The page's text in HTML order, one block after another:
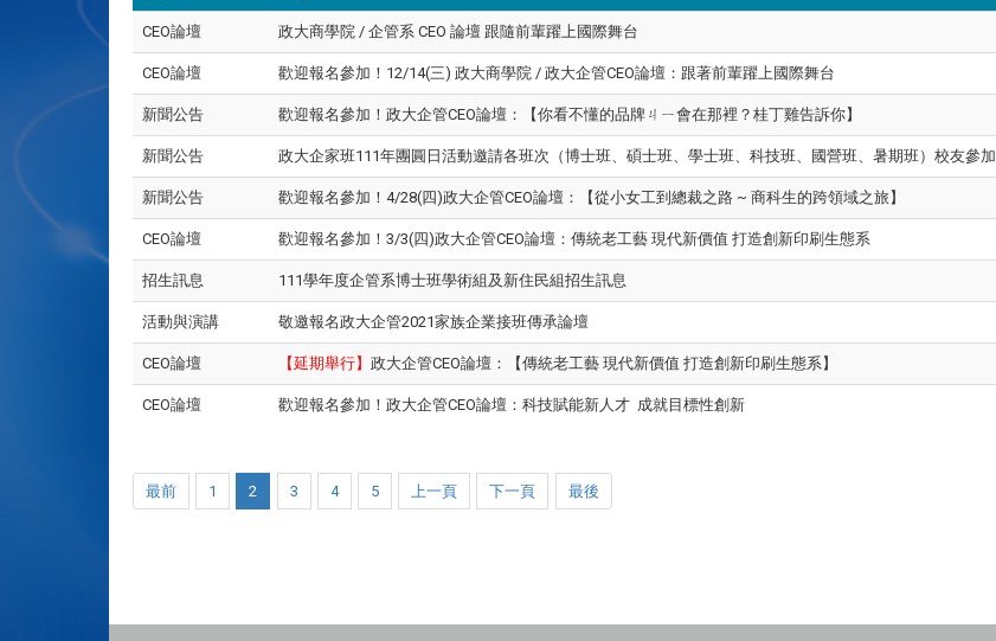
CEO論壇 政大商學院 / 企管系 CEO 論壇 跟隨前輩躍上國際舞台
CEO論壇 歡迎報名參加！12/14(三) 政大商學院 / 政大企管CEO論壇：跟著前輩躍上國際舞台
新聞公告 歡迎報名參加！政大企管CEO論壇：【你看不懂的品牌ㄐㄧ會在那裡？桂丁雞告訴你】
新聞公告 政大企家班111年團圓日活動邀請各班次（博士班、碩士班、學士班、科技班、國營班、暑期班）校友參加
新聞公告 歡迎報名參加！4/28(四)政大企管CEO論壇：【從小女工到總裁之路 ~ 商科生的跨領域之旅】
CEO論壇 歡迎報名參加！3/3(四)政大企管CEO論壇：傳統老工藝 現代新價值 打造創新印刷生態系
招生訊息 111學年度企管系博士班學術組及新住民組招生訊息
活動與演講 敬邀報名政大企管2021家族企業接班傳承論壇
CEO論壇 【延期舉行】 政大企管CEO論壇：【傳統老工藝 現代新價值 打造創新印刷生態系】
CEO論壇 歡迎報名參加！政大企管CEO論壇：科技賦能新人才 成就目標性創新
最前 1 2 3 4 5 上一頁 下一頁 最後